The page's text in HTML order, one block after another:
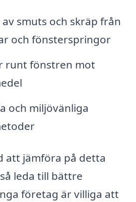
smuts och skräp från
och fönsterspringor
runt fönstren mot
och miljövänliga
att jämföra på detta
leda till bättre
företag är villiga att